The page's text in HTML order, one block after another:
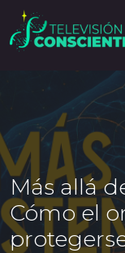
Más allá
Cómo el